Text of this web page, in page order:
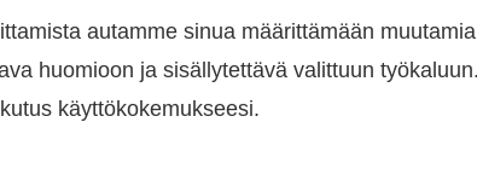
autamme sinua määrittämään
huomioon ja sisällytettävä valittuun
käyttökokemukseesi.